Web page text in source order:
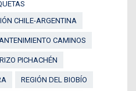
CHILE-ARGENTINA
CAMINOS
PICHACHÉN
REGIÓN DEL BIOBÍO